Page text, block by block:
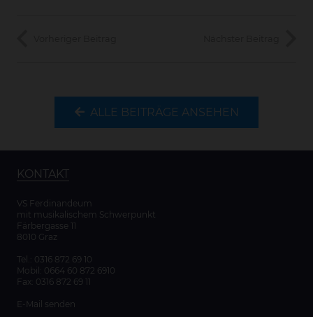
ALLE BEITRÄGE ANSEHEN
KONTAKT
VS Ferdinandeum
mit musikalischem Schwerpunkt
Färbergasse 11
8010 Graz
Tel.: 0316 872 69 10
Mobil: 0664 60 872 6910
Fax: 0316 872 69 11
E-Mail senden